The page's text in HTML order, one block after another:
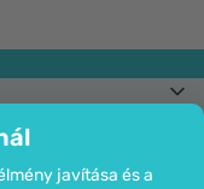
javítása és a